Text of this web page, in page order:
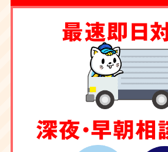
最速即日
深夜・早朝相